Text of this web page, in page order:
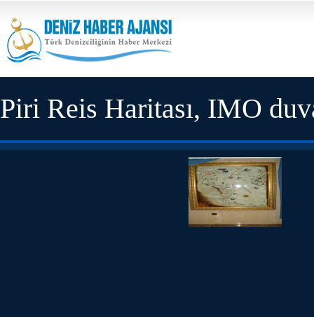
Piri Reis Haritası, IMO